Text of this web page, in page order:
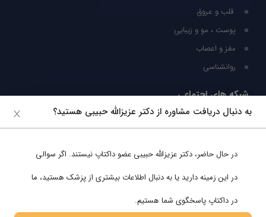
قلب و عروق
پوست ، مو و زیبایی
مغز و اعصاب
روانشناسی
شبکه های اجتماعی
ما را در شبکه های اجتماعی دنبال کنید
به دنبال دریافت مشاوره از دکتر عزیزالله حبیبی هستید؟
در حال حاضر، دکتر عزیزالله حبیبی عضو داکتاپ نیستند. اگر سوالی
در این زمینه دارید یا به دنبال اطلاعات بیشتری از پزشک هستید، ما
در داکتاپ پاسخگوی شما هستیم.